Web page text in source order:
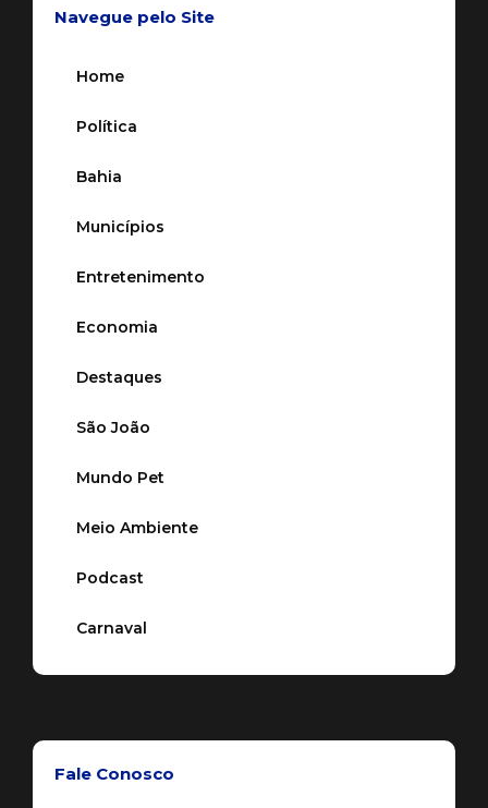
Navegue pelo Site
Home
Política
Bahia
Municípios
Entretenimento
Economia
Destaques
São João
Mundo Pet
Meio Ambiente
Podcast
Carnaval
Fale Conosco